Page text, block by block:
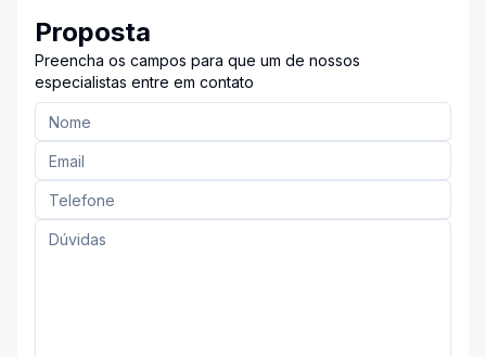
Proposta
Preencha os campos para que um de nossos
especialistas entre em contato